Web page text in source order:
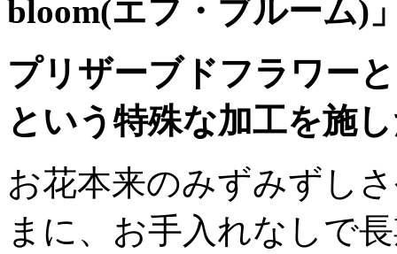
bloom(エフ・ブルーム)
プリザーブドフラワー
という特殊な加工を施
お花本来のみずみずし
まに、お手入れなしで